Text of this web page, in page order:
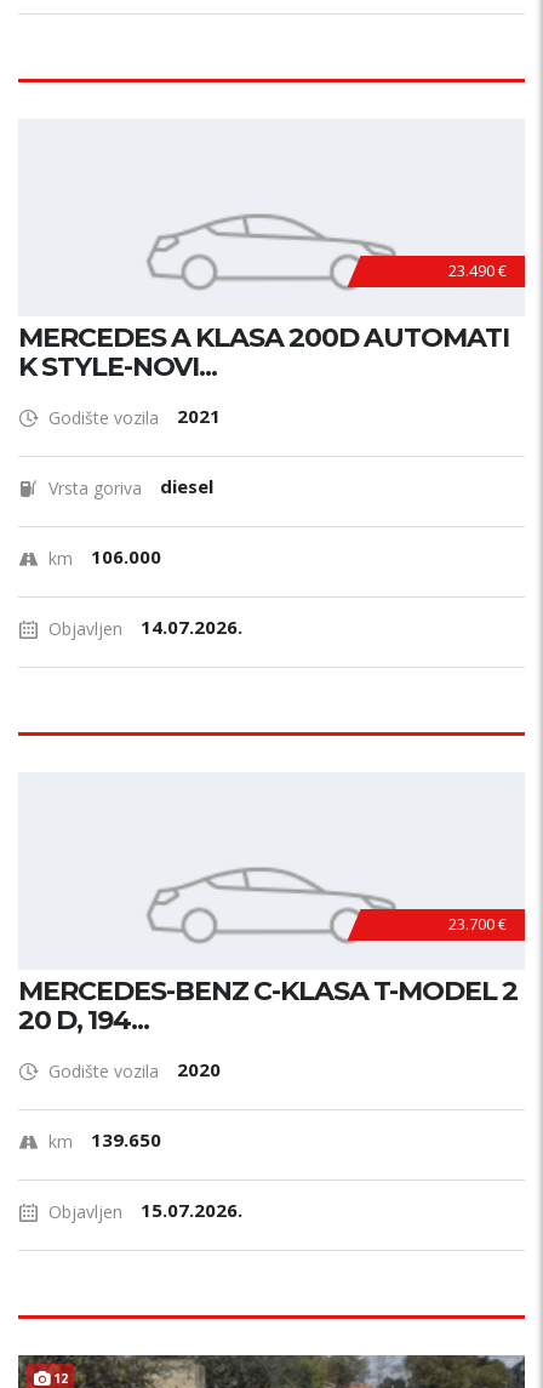
23.490 €
MERCEDES A KLASA 200D AUTOMATI
K STYLE-NOVI...
Godište vozila 2021
Vrsta goriva diesel
km 106.000
Objavljen 14.07.2026.
23.700 €
MERCEDES-BENZ C-KLASA T-MODEL 2
20 D, 194...
Godište vozila 2020
km 139.650
Objavljen 15.07.2026.
12